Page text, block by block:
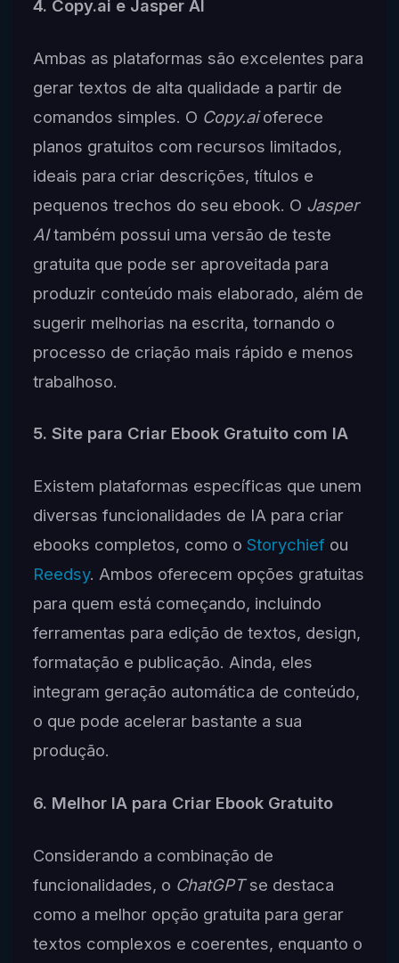
4. Copy.ai e Jasper AI
Ambas as plataformas são excelentes para
gerar textos de alta qualidade a partir de
comandos simples. O Copy.aioferece
planos gratuitos com recursos limitados,
ideais para criar descrições, títulos e
pequenos trechos do seu ebook. O Jasper
AItambém possui uma versão de teste
gratuita que pode ser aproveitada para
produzir conteúdo mais elaborado, além de
sugerir melhorias na escrita, tornando o
processo de criação mais rápido e menos
trabalhoso.
5. Site para Criar Ebook Gratuito com IA
Existem plataformas específicas que unem
diversas funcionalidades de IA para criar
ebooks completos, como o Storychiefou
Reedsy. Ambos oferecem opções gratuitas
para quem está começando, incluindo
ferramentas para edição de textos, design,
formatação e publicação. Ainda, eles
integram geração automática de conteúdo,
o que pode acelerar bastante a sua
produção.
6. Melhor IA para Criar Ebook Gratuito
Considerando a combinação de
funcionalidades, o ChatGPTse destaca
como a melhor opção gratuita para gerar
textos complexos e coerentes, enquanto o